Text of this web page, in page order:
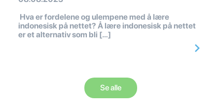
Hva er fordelene og ulempene med å lære
indonesisk på nettet? Å lære indonesisk på nettet
er et alternativ som bli […]
Se alle